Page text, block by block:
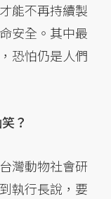
能不再持續製
安全。其中最
恐怕仍是人們
？
灣動物社會研
執行長說，要